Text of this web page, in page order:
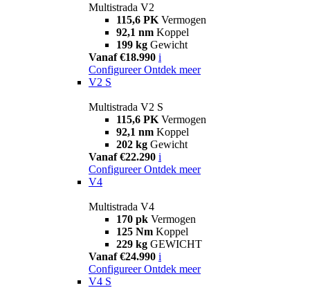
Multistrada V2
115,6 PK Vermogen
92,1 nm Koppel
199 kg Gewicht
Vanaf €18.990 i
Configureer Ontdek meer
V2 S
Multistrada V2 S
115,6 PK Vermogen
92,1 nm Koppel
202 kg Gewicht
Vanaf €22.290 i
Configureer Ontdek meer
V4
Multistrada V4
170 pk Vermogen
125 Nm Koppel
229 kg GEWICHT
Vanaf €24.990 i
Configureer Ontdek meer
V4 S